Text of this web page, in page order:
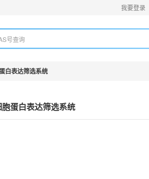
我要登录
白表达筛选系统
蛋白表达筛选系统